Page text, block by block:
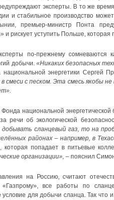
эксперты. В то же
и стабильное производство
премьер-министр Понта
и рискует уступить Польше, которая
по-прежнему сомневаются
добычи. «Никаких безопасных
национальной энергетики Сергей
смеси с песком. Эта смесь якобы
национальной
речи об экологической
добывать сланцевый газ, то на
районах – например, в
которая попадает в питьевые
организации», – пояснил
на Россию, считают
«Газпрому», все работы по
для добычи сланца. Так что